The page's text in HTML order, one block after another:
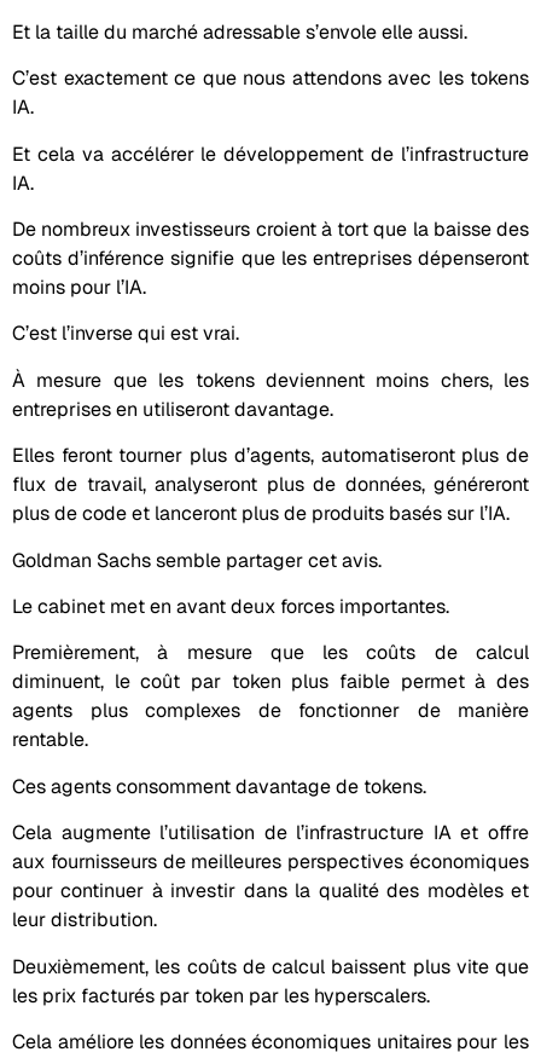
Et la taille du marché adressable s’envole elle aussi.
C’est exactement ce que nous attendons avec les tokens
IA.
Et cela va accélérer le développement de l’infrastructure
IA.
De nombreux investisseurs croient à tort que la baisse des
coûts d’inférence signifie que les entreprises dépenseront
moins pour l’IA.
C’est l’inverse qui est vrai.
À mesure que les tokens deviennent moins chers, les
entreprises en utiliseront davantage.
Elles feront tourner plus d’agents, automatiseront plus de
flux de travail, analyseront plus de données, généreront
plus de code et lanceront plus de produits basés sur l’IA.
Goldman Sachs semble partager cet avis.
Le cabinet met en avant deux forces importantes.
Premièrement, à mesure que les coûts de calcul
diminuent, le coût par token plus faible permet à des
agents plus complexes de fonctionner de manière
rentable.
Ces agents consomment davantage de tokens.
Cela augmente l’utilisation de l’infrastructure IA et offre
aux fournisseurs de meilleures perspectives économiques
pour continuer à investir dans la qualité des modèles et
leur distribution.
Deuxièmement, les coûts de calcul baissent plus vite que
les prix facturés par token par les hyperscalers.
Cela améliore les données économiques unitaires pour les